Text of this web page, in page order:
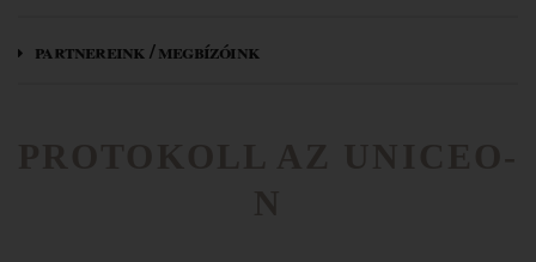
partnereink / megbízóink